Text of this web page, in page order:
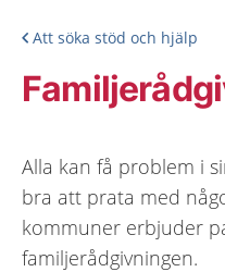
Att söka stöd och hjälp
Alla kan få problem i
bra att prata med
kommuner erbjuder
familjerådgivningen.